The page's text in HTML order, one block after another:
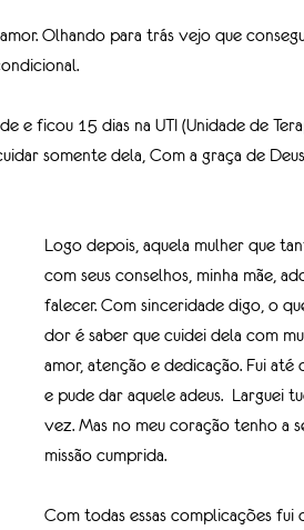
Olhando para trás vejo que
e ficou 15 dias na UTI (Unidade de
somente dela, Com a graça de
Logo depois, aquela mulher que
com seus conselhos, minha mãe,
falecer. Com sinceridade digo, o
dor é saber que cuidei dela com
amor, atenção e dedicação. Fui até
e pude dar aquele adeus.  Larguei
vez. Mas no meu coração tenho a
missão cumprida.
Com todas essas complicações fui